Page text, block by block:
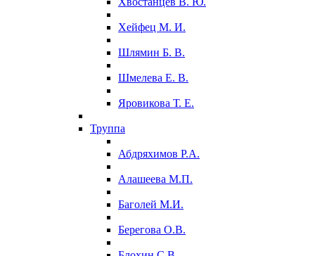
Хейфец М. И.
Шлямин Б. В.
Шмелева Е. В.
Яровикова Т. Е.
Труппа
Абдряхимов Р.А.
Алашеева М.П.
Баголей М.И.
Берегова О.В.